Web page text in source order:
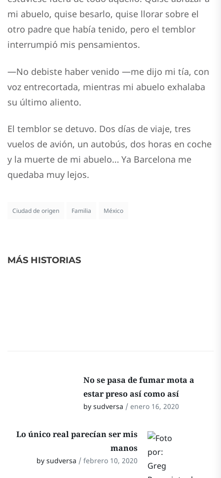
mi abuelo, quise besarlo, quise llorar sobre el
otro padre que había tenido, pero el temblor
interrumpió mis pensamientos.
—No debiste haber venido —me dijo mi tía, con
voz entrecortada, mientras mi abuelo exhalaba
su último aliento.
El temblor se detuvo. Dos días de viaje, tres
vuelos de avión, un autobús, dos horas en coche
y la muerte de mi abuelo… Ya Barcelona me
quedaba muy lejos.
Ciudad de origen Familia México
MÁS HISTORIAS
No se pasa de fumar mota a
estar preso así como así
by sudversa / enero 16, 2020
Lo único real parecían ser mis
manos
by sudversa / febrero 10, 2020